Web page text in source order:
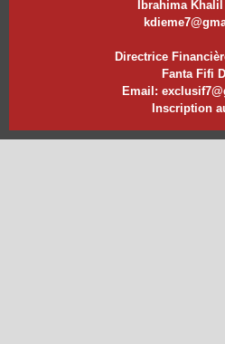
Ibrahima
Directrice
Fanta Fifi
Email:
Inscription